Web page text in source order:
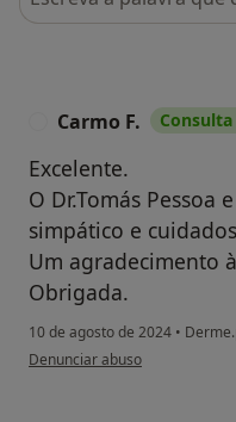
Carmo F.
Excelente.
O Dr.Tomás Pessoa
simpático e
Um agradecimento
Obrigada.
10 de agosto de 2024 •
na opinião do utilizador Carmo F.
Denunciar abuso